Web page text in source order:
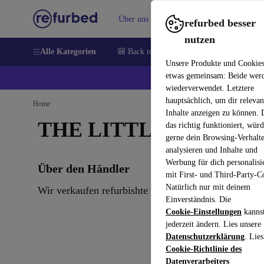
refurbed besser
nutzen
Unsere Produkte und
etwas gemeinsam: Beide
wiederverwendet. Letztere
hauptsächlich, um dir
Inhalte anzeigen zu können.
das richtig funktioniert,
gerne dein Browsing-
analysieren und Inhalte und
Werbung für dich
mit First- und Third-Party-
Natürlich nur mit deinem
Einverständnis. Die
Cookie-Einstellungen
jederzeit ändern. Lies unsere
Datenschutzerklärung.
Cookie-Richtlinie des
Datenverarbeiters
Über uns Verkaufen Hilfe
Alle Kategorien 🎒 Back to school
💰
Home
THE LITTLE MOVE
Über den Händler
Wir verkaufen refurbishte Kinderwagen und